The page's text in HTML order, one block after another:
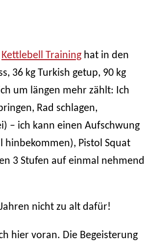
Kettlebell Training hat in den
36 kg Turkish getup, 90 kg
um längen mehr zählt: Ich
Rad schlagen,
– ich kann einen Aufschwung
hinbekommen), Pistol Squat
3 Stufen auf einmal nehmend
nicht zu alt dafür!
hier voran. Die Begeisterung